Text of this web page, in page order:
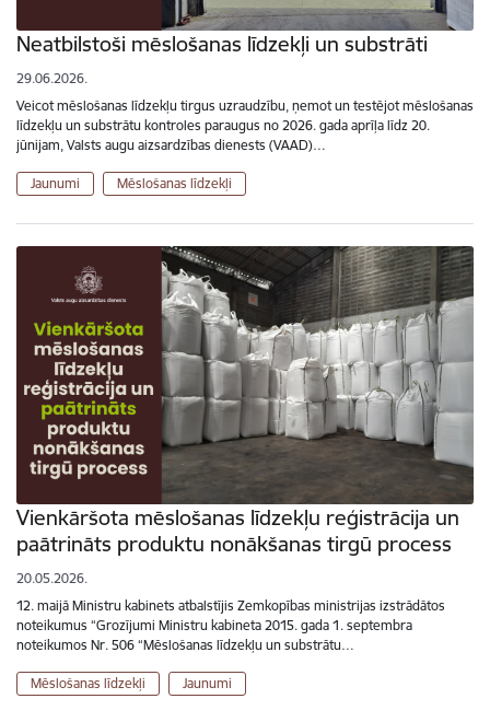
Neatbilstoši mēslošanas līdzekļi un substrāti
29.06.2026.
Veicot mēslošanas līdzekļu tirgus uzraudzību, ņemot un testējot mēslošanas
līdzekļu un substrātu kontroles paraugus no 2026. gada aprīļa līdz 20.
jūnijam, Valsts augu aizsardzības dienests (VAAD)…
Jaunumi Mēslošanas līdzekļi
Vienkāršota mēslošanas līdzekļu reģistrācija un
paātrināts produktu nonākšanas tirgū process
20.05.2026.
12. maijā Ministru kabinets atbalstījis Zemkopības ministrijas izstrādātos
noteikumus “Grozījumi Ministru kabineta 2015. gada 1. septembra
noteikumos Nr. 506 “Mēslošanas līdzekļu un substrātu…
Mēslošanas līdzekļi Jaunumi